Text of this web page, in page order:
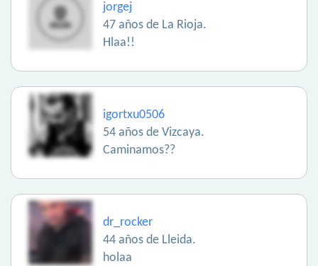
jorgej
47 años de La Rioja.
Hlaa!!
igortxu0506
54 años de Vizcaya.
Caminamos??
dr_rocker
44 años de Lleida.
holaa